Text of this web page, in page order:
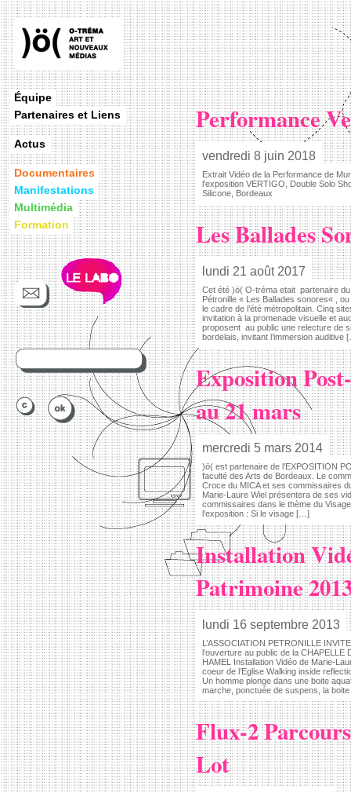
Performance
vendredi 8 juin 2018
Extrait Vidéo de la Performance de
l’exposition VERTIGO, Double Solo
Silicone, Bordeaux
Les Ballades
lundi 21 août 2017
Cet été )ö( O-tréma etait partenaire
Pétronille « Les Ballades sonores« ,
le cadre de l’été métropolitain. Cinq
invitation à la promenade visuelle et
proposent au public une relecture de
bordelais, invitant l’immersion auditive
Exposition
au 21 mars
mercredi 5 mars 2014
)ö( est partenaire de l’EXPOSITION
faculté des Arts de Bordeaux. Le
Croce du MICA et ses commissaires
Marie-Laure Wiel présentera de ses
commissaires dans le thème du
l’exposition : Si le visage […]
Installation
Patrimoine
lundi 16 septembre 2013
L’ASSOCIATION PETRONILLE
l’ouverture au public de la
HAMEL Installation Vidéo de Marie-
coeur de l’Eglise Walking inside
Un homme plonge dans une boite
marche, ponctuée de suspens, la
Flux-2
Lot
Équipe
Partenaires et Liens
Actus
Documentaires
Manifestations
Multimédia
Formation